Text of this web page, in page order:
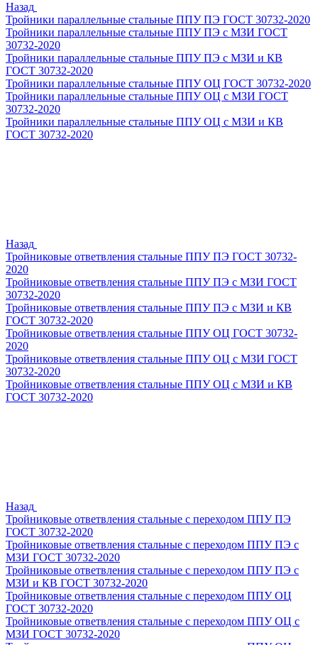
Назад
Тройники параллельные стальные ППУ ПЭ ГОСТ 30732-2020
Тройники параллельные стальные ППУ ПЭ с МЗИ ГОСТ
30732-2020
Тройники параллельные стальные ППУ ПЭ с МЗИ и КВ
ГОСТ 30732-2020
Тройники параллельные стальные ППУ ОЦ ГОСТ 30732-2020
Тройники параллельные стальные ППУ ОЦ с МЗИ ГОСТ
30732-2020
Тройники параллельные стальные ППУ ОЦ с МЗИ и КВ
ГОСТ 30732-2020
Назад
Тройниковые ответвления стальные ППУ ПЭ ГОСТ 30732-
2020
Тройниковые ответвления стальные ППУ ПЭ с МЗИ ГОСТ
30732-2020
Тройниковые ответвления стальные ППУ ПЭ с МЗИ и КВ
ГОСТ 30732-2020
Тройниковые ответвления стальные ППУ ОЦ ГОСТ 30732-
2020
Тройниковые ответвления стальные ППУ ОЦ с МЗИ ГОСТ
30732-2020
Тройниковые ответвления стальные ППУ ОЦ с МЗИ и КВ
ГОСТ 30732-2020
Назад
Тройниковые ответвления стальные с переходом ППУ ПЭ
ГОСТ 30732-2020
Тройниковые ответвления стальные с переходом ППУ ПЭ с
МЗИ ГОСТ 30732-2020
Тройниковые ответвления стальные с переходом ППУ ПЭ с
МЗИ и КВ ГОСТ 30732-2020
Тройниковые ответвления стальные с переходом ППУ ОЦ
ГОСТ 30732-2020
Тройниковые ответвления стальные с переходом ППУ ОЦ с
МЗИ ГОСТ 30732-2020